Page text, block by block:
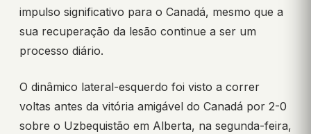
impulso significativo para o Canadá, mesmo que a
sua recuperação da lesão continue a ser um
processo diário.
O dinâmico lateral-esquerdo foi visto a correr
voltas antes da vitória amigável do Canadá por 2-0
sobre o Uzbequistão em Alberta, na segunda-feira,